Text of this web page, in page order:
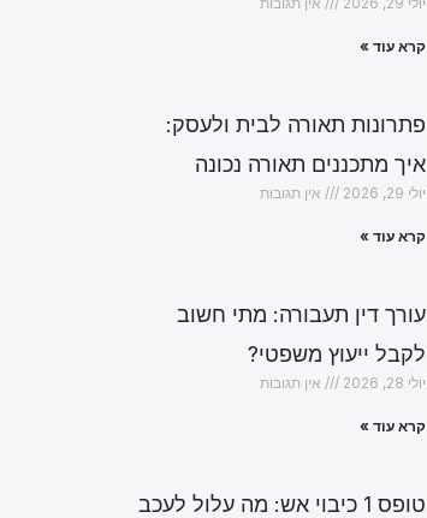
קרא עוד »
פתרונות תאורה לבית ולעסק:
איך מתכננים תאורה נכונה
יולי 29, 2026 אין תגובות
קרא עוד »
עורך דין תעבורה: מתי חשוב
לקבל ייעוץ משפטי?
יולי 28, 2026 אין תגובות
קרא עוד »
טופס 1 כיבוי אש: מה עלול לעכב